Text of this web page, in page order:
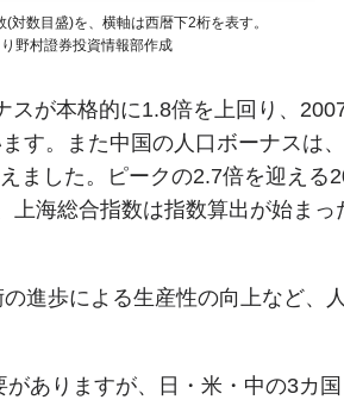
数目盛)を、横軸は西暦下2桁を表す。
野村證券投資情報部作成
が本格的に1.8倍を上回り、
す。また中国の人口ボーナスは
ました。ピークの2.7倍を迎える
海総合指数は指数算出が始まっ
進歩による生産性の向上など、
ありますが、日・米・中の3カ